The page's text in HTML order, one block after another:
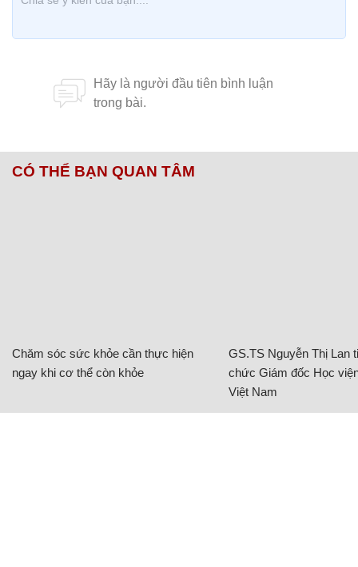
CÓ THỂ BẠN QUAN TÂM
Chăm sóc sức khỏe cần thực hiện
ngay khi cơ thể còn khỏe
GS.TS Nguyễn Thị Lan
chức Giám đốc Học
Việt Nam